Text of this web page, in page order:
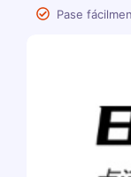
Pase